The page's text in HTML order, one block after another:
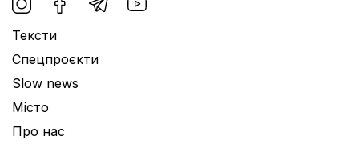
Тексти
Спецпроєкти
Slow news
Місто
Про нас